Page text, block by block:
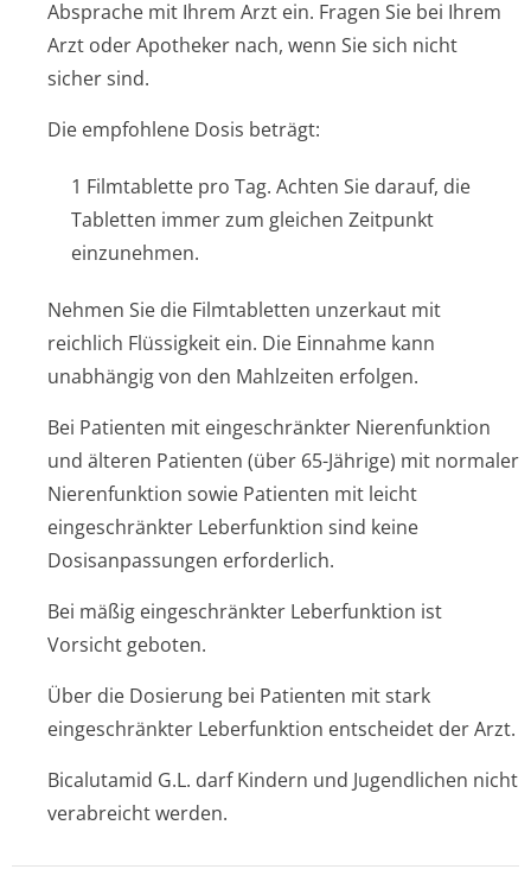
Absprache mit Ihrem Arzt ein. Fragen Sie bei Ihrem
Arzt oder Apotheker nach, wenn Sie sich nicht
sicher sind.
Die empfohlene Dosis beträgt:
1 Filmtablette pro Tag. Achten Sie darauf, die
Tabletten immer zum gleichen Zeitpunkt
einzunehmen.
Nehmen Sie die Filmtabletten unzerkaut mit
reichlich Flüssigkeit ein. Die Einnahme kann
unabhängig von den Mahlzeiten erfolgen.
Bei Patienten mit eingeschränkter Nierenfunktion
und älteren Patienten (über 65-Jährige) mit normaler
Nierenfunktion sowie Patienten mit leicht
eingeschränkter Leberfunktion sind keine
Dosisanpassungen erforderlich.
Bei mäßig eingeschränkter Leberfunktion ist
Vorsicht geboten.
Über die Dosierung bei Patienten mit stark
eingeschränkter Leberfunktion entscheidet der Arzt.
Bicalutamid G.L. darf Kindern und Jugendlichen nicht
verabreicht werden.